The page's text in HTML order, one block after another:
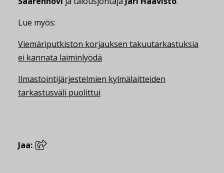
Lue myös:
Viemäriputkiston korjauksen takuutarkastuksia
ei kannata laiminlyödä
Ilmastointijärjestelmien kylmälaitteiden
tarkastusväli puolittui
Jaa: